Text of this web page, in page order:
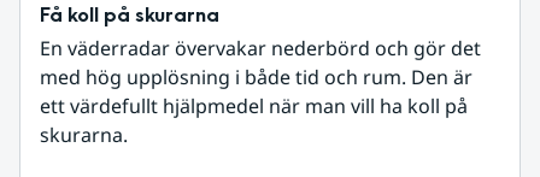
Få koll på skurarna
En väderradar övervakar nederbörd och gör det
med hög upplösning i både tid och rum. Den är
ett värdefullt hjälpmedel när man vill ha koll på
skurarna.